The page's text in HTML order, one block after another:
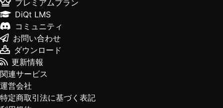
プレミアムプラン
DiQt LMS
コミュニティ
お問い合わせ
ダウンロード
更新情報
関連サービス
運営会社
特定商取引法に基づく表記